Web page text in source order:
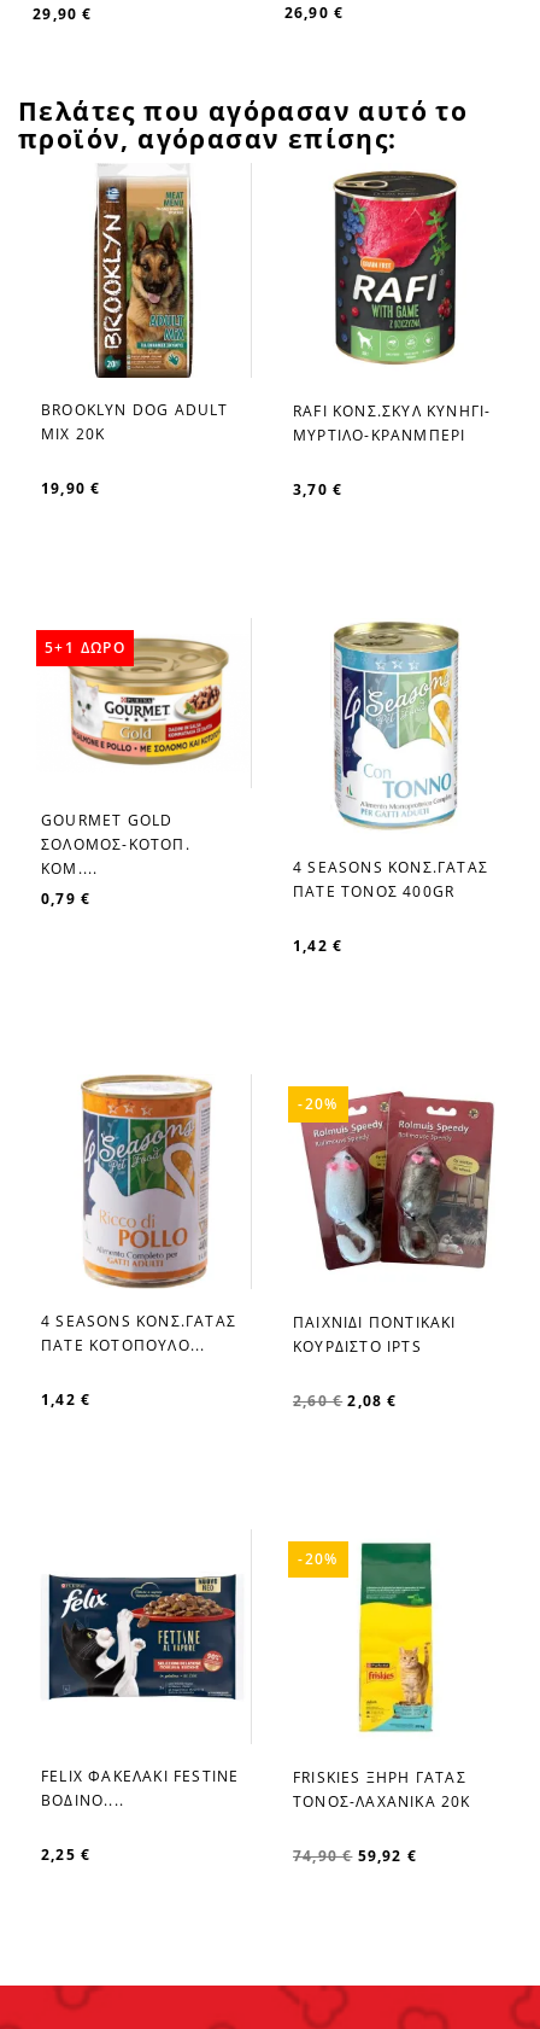
29,90 € 26,90 €
Πελάτες που αγόρασαν αυτό το
προϊόν, αγόρασαν επίσης:
favorite_border
BROOKLYN DOG ADULT
MIX 20K
19,90 €
favorite_border
RAFI ΚΟΝΣ.ΣΚΥΛ ΚΥΝΗΓΙ-
ΜΥΡΤΙΛΟ-ΚΡΑΝΜΠΕΡΙ
3,70 €
favorite_border
GOURMET GOLD
ΣΟΛΟΜΟΣ-ΚΟΤΟΠ.
KOM....
0,79 €
5+1 ΔΩΡΟ
favorite_border
4 SEASONS ΚΟΝΣ.ΓΑΤΑΣ
ΠΑΤΕ ΤΟΝΟΣ 400GR
1,42 €
favorite_border
4 SEASONS ΚΟΝΣ.ΓΑΤΑΣ
ΠΑΤΕ ΚΟΤΟΠΟΥΛΟ...
1,42 €
favorite_border
ΠΑΙΧΝΙΔΙ ΠΟΝΤΙΚΑΚΙ
ΚΟΥΡΔΙΣΤΟ IPTS
2,60 € 2,08 €
-20%
favorite_border
FELIX ΦΑΚΕΛΑΚΙ FESTINE
ΒΟΔΙΝΟ....
2,25 €
favorite_border
FRISKIES ΞΗΡΗ ΓΑΤΑΣ
ΤΟΝΟΣ-ΛΑΧΑΝΙΚΑ 20Κ
74,90 € 59,92 €
-20%